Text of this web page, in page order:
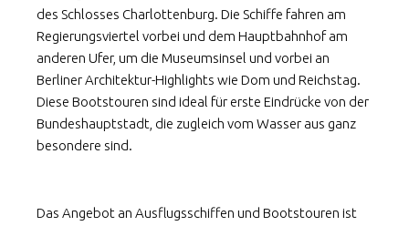
des Schlosses Charlottenburg. Die Schiffe fahren am
Regierungsviertel vorbei und dem Hauptbahnhof am
anderen Ufer, um die Museumsinsel und vorbei an
Berliner Architektur-Highlights wie Dom und Reichstag.
Diese Bootstouren sind ideal für erste Eindrücke von der
Bundeshauptstadt, die zugleich vom Wasser aus ganz
besondere sind.
Das Angebot an Ausflugsschiffen und Bootstouren ist